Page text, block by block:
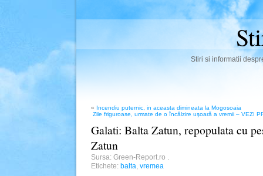
Stiri si informatii
« Incendiu puternic, in aceasta dimineata la Mogosoaia
Zile friguroase, urmate de o încălzire uşoară a vremii – VEZI
Galati: Balta Zatun, repopulata cu
Zatun
Sursa: Green-Report.ro
Etichete: balta vremea